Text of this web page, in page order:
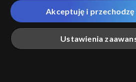
Sądy przesądy – rozróby u
Kuby
Polska modernizacja
Kuby
które wskazujemy poniżej, a także
przez nas identyfikatora PPID do
Twoje dane osobowe zbierane
Ciebie naszych
poszczególnych
„Portalem”, w tym informacje
Ustawienia
Akceptuję i